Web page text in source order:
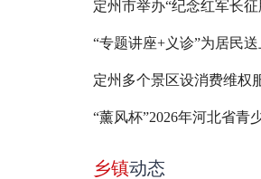
定州市举办“纪念红军长
“专题讲座+义诊”为居民
定州多个景区设消费维权
乡镇动态